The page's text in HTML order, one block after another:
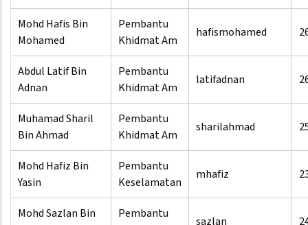
Mohd Hafis Bin
Mohamed
Pembantu
Khidmat Am
hafismohamed
Abdul Latif Bin
Adnan
Pembantu
Khidmat Am
latifadnan
Muhamad Sharil
Bin Ahmad
Pembantu
Khidmat Am
sharilahmad
Mohd Hafiz Bin
Yasin
Pembantu
Keselamatan
mhafiz
Mohd Sazlan Bin
Pembantu
sazlan